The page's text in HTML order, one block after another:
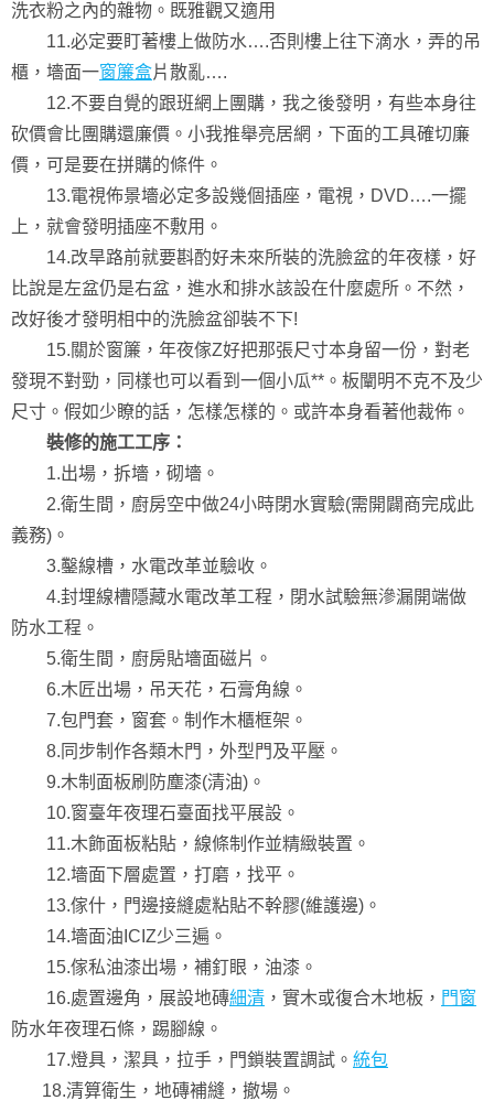
洗衣粉之內的雜物。既雅觀又適用
11.必定要盯著樓上做防水….否則樓上往下滴水，弄的吊
櫃，墻面一窗簾盒片散亂….
12.不要自覺的跟班網上團購，我之後發明，有些本身往
砍價會比團購還廉價。小我推舉亮居網，下面的工具確切廉
價，可是要在拼購的條件。
13.電視佈景墻必定多設幾個插座，電視，DVD….一擺
上，就會發明插座不敷用。
14.改旱路前就要斟酌好未來所裝的洗臉盆的年夜樣，好
比說是左盆仍是右盆，進水和排水該設在什麼處所。不然，
改好後才發明相中的洗臉盆卻裝不下!
15.關於窗簾，年夜傢Z好把那張尺寸本身留一份，對老
發現不對勁，同樣也可以看到一個小瓜**。板闡明不克不及少
尺寸。假如少瞭的話，怎樣怎樣的。或許本身看著他裁佈。
裝修的施工工序：
1.出場，拆墻，砌墻。
2.衛生間，廚房空中做24小時閉水實驗(需開闢商完成此
義務)。
3.鑿線槽，水電改革並驗收。
4.封埋線槽隱藏水電改革工程，閉水試驗無滲漏開端做
防水工程。
5.衛生間，廚房貼墻面磁片。
6.木匠出場，吊天花，石膏角線。
7.包門套，窗套。制作木櫃框架。
8.同步制作各類木門，外型門及平壓。
9.木制面板刷防塵漆(清油)。
10.窗臺年夜理石臺面找平展設。
11.木飾面板粘貼，線條制作並精緻裝置。
12.墻面下層處置，打磨，找平。
13.傢什，門邊接縫處粘貼不幹膠(維護邊)。
14.墻面油ICIZ少三遍。
15.傢私油漆出場，補釘眼，油漆。
16.處置邊角，展設地磚細清 ，實木或復合木地板， 門窗
防水年夜理石條，踢腳線。
17.燈具，潔具，拉手，門鎖裝置調試。 統包
18.清算衛生，地磚補縫，撤場。